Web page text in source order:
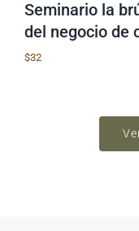
Seminario la
del negocio de
$32